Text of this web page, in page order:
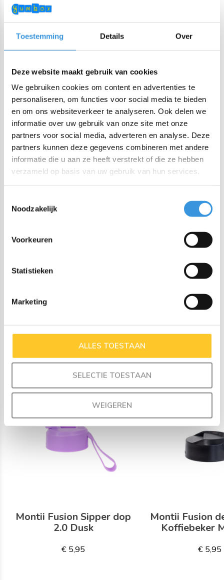
Toestemming Details Over
Deze website maakt gebruik van cookies
We gebruiken cookies om content en advertenties te
personaliseren, om functies voor social media te bieden
en om ons websiteverkeer te analyseren. Ook delen we
informatie over uw gebruik van onze site met onze
partners voor social media, adverteren en analyse. Deze
partners kunnen deze gegevens combineren met andere
informatie die u aan ze heeft verstrekt of die ze hebben
verzameld op basis van uw gebruik van hun services.
Noodzakelijk
Voorkeuren
Statistieken
Marketing
ALLES TOESTAAN
SELECTIE TOESTAAN
WEIGEREN
getrokken. De vernieuwde smoothie deksel heeft een
ontwerp zonder hoeken waar water zich kan ophopen. De
siliconen afdichting is verwijderbaar, en de beker is
vaatwasmachinebestendig.
Dit product is onderdeel van deFusion range
dat alle Fusion doppen en Fusion bases uitwisselbaar zijn. Er
zijn verschillende doppen en maten bases in diverse kleuren
verkrijgbaar. Hiermee kan je drinkflessen, smoothie cups en
coffee cups samenstellen.
Eigenschappen:
Afmetingen: 7,3 cm x 15 cm (excl. rietje)
Vaatwasmachinebestendig - bovenste rek tot 70°C
Verwijderbare siliconen afdichting voor eenvoudige
Materiaal base: vacuüm geïsoleerd dubbelwandig
Gemaakt van BPA-vrije materialen voor veilig drinken
Bijpassende producten
Montii Fusion Sipper dop
2.0 Dusk
€ 5,95
Montii Fusion
Koffiebeker
€ 5,95